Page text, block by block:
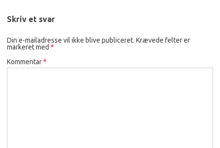
Skriv et svar
Din e-mailadresse vil ikke blive publiceret. Krævede felter er
markeret med *
Kommentar*